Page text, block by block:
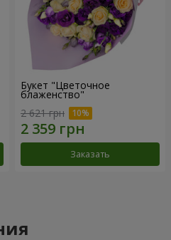
Букет "Цветочное
блаженство"
2 621 грн
Заказать